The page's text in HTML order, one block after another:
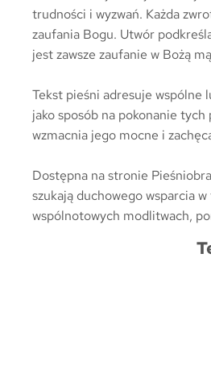
trudności i wyzwań. Każda
zaufania Bogu. Utwór
jest zawsze zaufanie w Bożą
Tekst pieśni adresuje wspólne
jako sposób na pokonanie
wzmacnia jego mocne i
Dostępna na stronie
szukają duchowego wsparcia
wspólnotowych modlitwach,